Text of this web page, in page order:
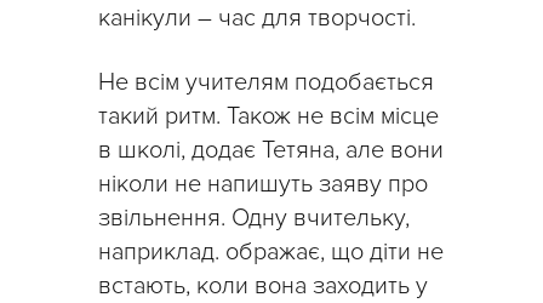
канікули – час для творчості.
Не всім учителям подобається
такий ритм. Також не всім місце
в школі, додає Тетяна, але вони
ніколи не напишуть заяву про
звільнення. Одну вчительку,
наприклад. ображає, що діти не
встають, коли вона заходить у